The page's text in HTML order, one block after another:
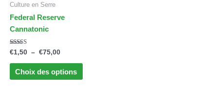
Culture en Serre
Federal Reserve
Cannatonic
Note
4.64
sur 5
€1,50 – €75,00
Choix des options